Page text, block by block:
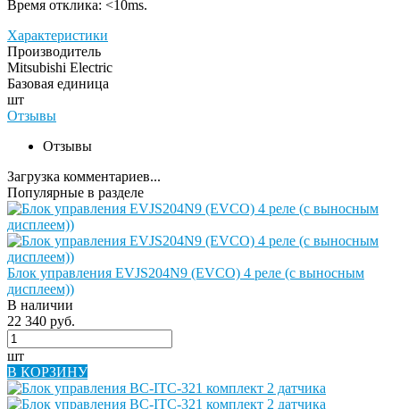
Время отклика: <10ms.
Характеристики
Производитель
Mitsubishi Electric
Базовая единица
шт
Отзывы
Отзывы
Загрузка комментариев...
Популярные в разделе
Блок управления EVJS204N9 (EVCO) 4 реле (с выносным
дисплеем))
В наличии
22 340 руб.
шт
В КОРЗИНУ